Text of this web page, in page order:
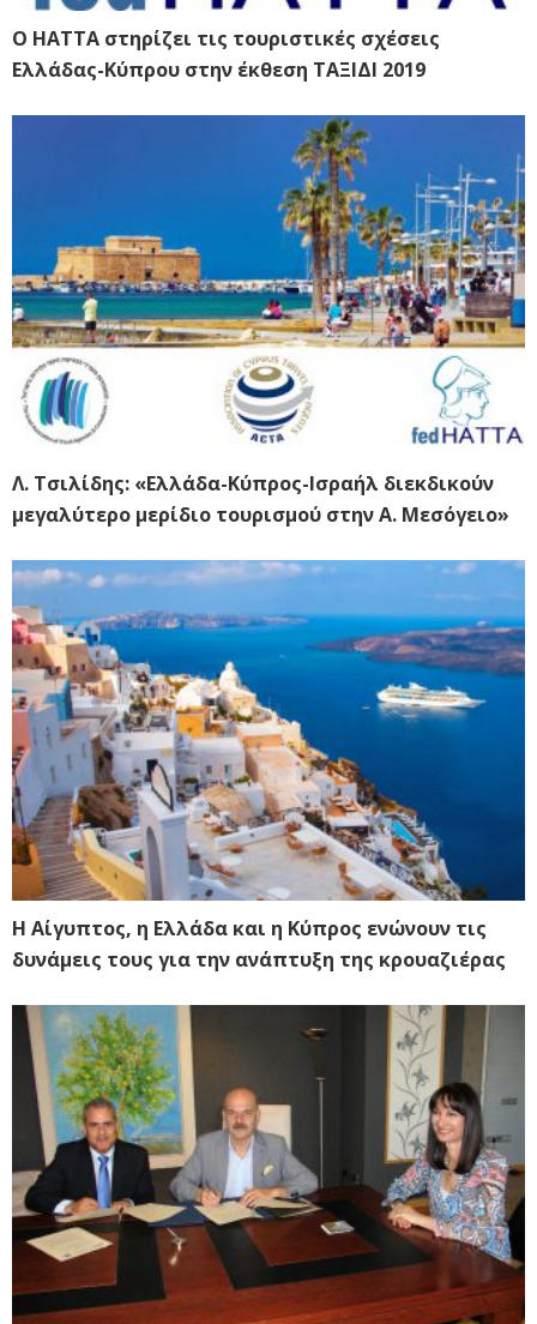
Ο ΗΑΤΤΑ στηρίζει τις τουριστικές σχέσεις
Ελλάδας-Κύπρου στην έκθεση ΤΑΞΙΔΙ 2019
Λ. Τσιλίδης: «Ελλάδα-Κύπρος-Ισραήλ διεκδικούν
μεγαλύτερο μερίδιο τουρισμού στην Α. Μεσόγειο»
Η Αίγυπτος, η Ελλάδα και η Κύπρος ενώνουν τις
δυνάμεις τους για την ανάπτυξη της κρουαζιέρας